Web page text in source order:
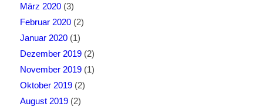
März 2020(3)
Februar 2020(2)
Januar 2020(1)
Dezember 2019(2)
November 2019(1)
Oktober 2019(2)
August 2019(2)